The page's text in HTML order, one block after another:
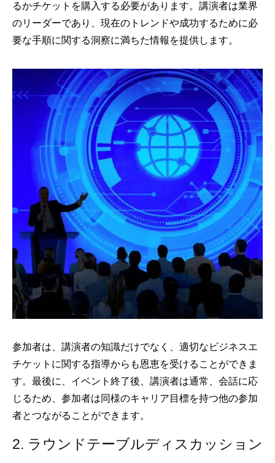
るかチケットを購入する必要があります。講演者は業界
のリーダーであり、現在のトレンドや成功するために必
要な手順に関する洞察に満ちた情報を提供します。
参加者は、講演者の知識だけでなく、適切なビジネスエ
チケットに関する指導からも恩恵を受けることができま
す。最後に、イベント終了後、講演者は通常、会話に応
じるため、参加者は同様のキャリア目標を持つ他の参加
者とつながることができます。
2. ラウンドテーブルディスカッション